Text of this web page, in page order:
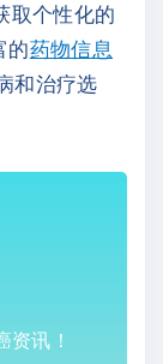
取个性化的
的药物信息
和治疗选
资讯！